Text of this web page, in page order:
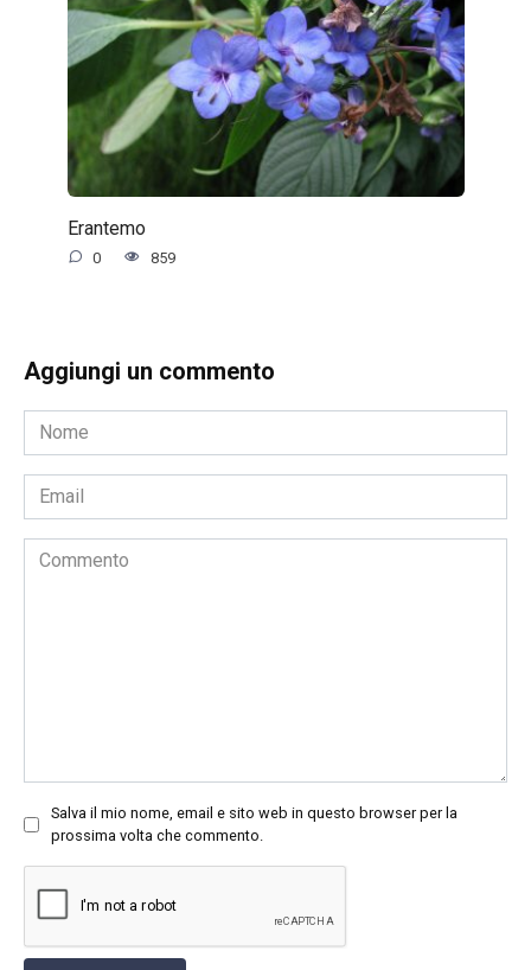
Erantemo
0 859
Aggiungi un commento
Nome
*
Email
*
Commento
Salva il mio nome, email e sito web in questo browser per la
prossima volta che commento.